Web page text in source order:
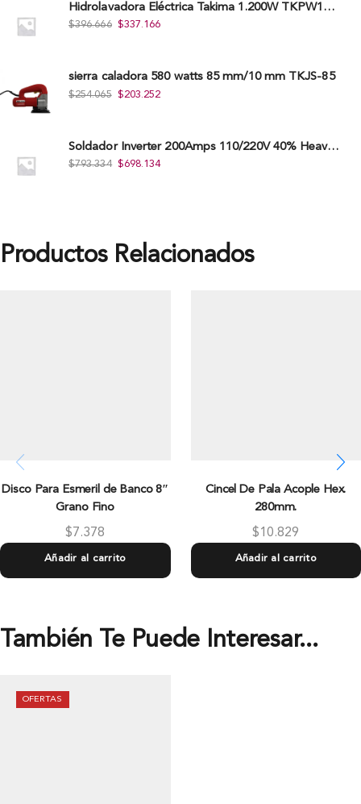
Hidrolavadora Eléctrica Takima 1.200W TKPW1200-13
$396.666 $337.166
sierra caladora 580 watts 85 mm/10 mm TKJS-85
$254.065 $203.252
Soldador Inverter 200Amps 110/220V 40% Heavy Duty (Hd) Tkwi-200-C
$793.334 $698.134
Productos Relacionados
Disco Para Esmeril de Banco 8″
Grano Fino
$7.378
Añadir al carrito
Cincel De Pala Acople Hex.
280mm.
$10.829
Añadir al carrito
También Te Puede Interesar...
OFERTAS